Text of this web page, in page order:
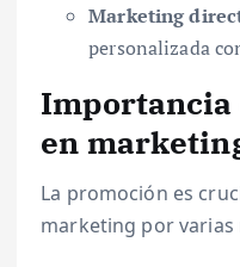
Marketing
personalizada
Importancia
en
La promoción es
marketing por varias